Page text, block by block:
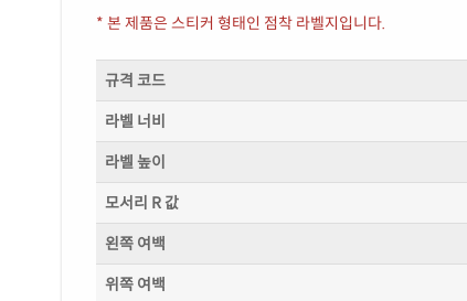
* 본 제품은 스티커 형태인 점착 라벨지입니다.
규격 코드
라벨 너비
라벨 높이
모서리 R 값
왼쪽 여백
위쪽 여백